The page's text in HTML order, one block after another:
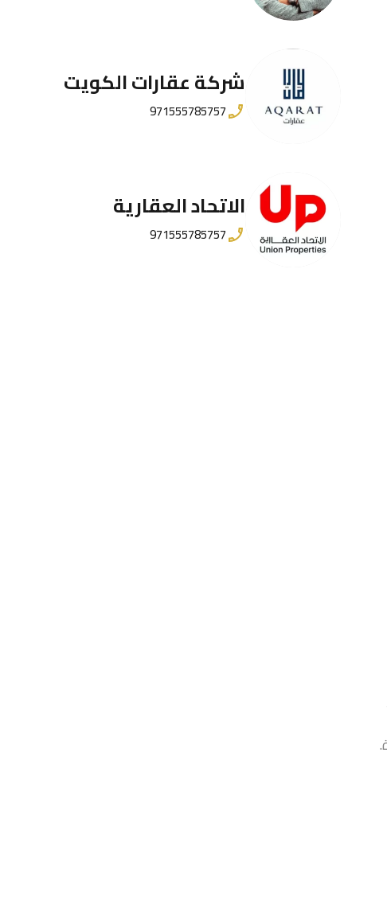
شركة عقارات الكويت
971555785757
الاتحاد العقارية
971555785757